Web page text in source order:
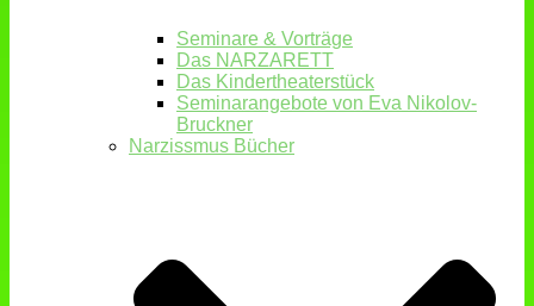
Seminare & Vorträge
Das NARZARETT
Das Kindertheaterstück
Seminarangebote von Eva Nikolov-
Bruckner
Narzissmus Bücher